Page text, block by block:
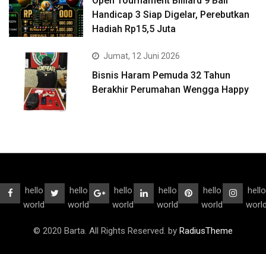
Handicap 3 Siap Digelar, Perebutkan
Hadiah Rp15,5 Juta
Jumat, 12 Juni 2026
Bisnis Haram Pemuda 32 Tahun
Berakhir Perumahan Wengga Happy
hello
world
hello
world
hello
world
hello
world
hello
world
hello
© 2020 Barta. All Rights Reserved. by RadiusTheme